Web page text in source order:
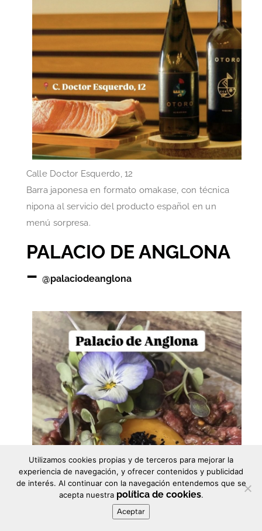
Calle Doctor Esquerdo, 12
Barra japonesa en formato omakase, con técnica
nipona al servicio del producto español en un
menú sorpresa.
PALACIO DE ANGLONA
– @palaciodeanglona
Utilizamos cookies propias y de terceros para mejorar la
experiencia de navegación, y ofrecer contenidos y publicidad
de interés. Al continuar con la navegación entendemos que se
acepta nuestra política de cookies.
Aceptar